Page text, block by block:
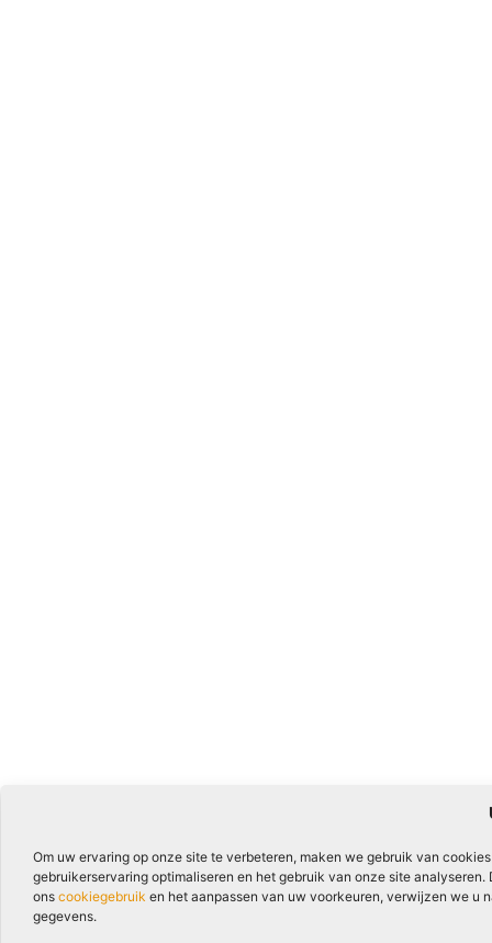
Om uw ervaring op onze site te verbeteren, maken we gebruik van
gebruikerservaring optimaliseren en het gebruik van onze site
ons cookiegebruik en het aanpassen van uw voorkeuren, verwijzen we u
gegevens.